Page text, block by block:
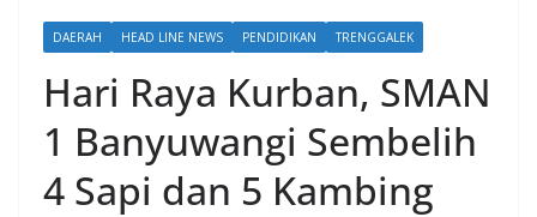
DAERAH HEAD LINE NEWS PENDIDIKAN TRENGGALEK
Hari Raya Kurban, SMAN
1 Banyuwangi Sembelih
4 Sapi dan 5 Kambing